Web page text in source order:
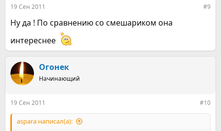
19 Сен 2011 #9
Ну да ! По сравнению со смешариком она
интереснее
Огонек
Начинающий
19 Сен 2011 #10
aspara написал(а):